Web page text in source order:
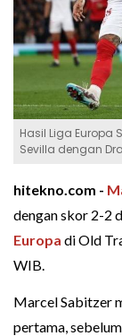
Hasil Liga Europa
Sevilla dengan
hitekno.com -
dengan skor 2-2
Europa di Old
WIB.
Marcel Sabitzer
pertama,